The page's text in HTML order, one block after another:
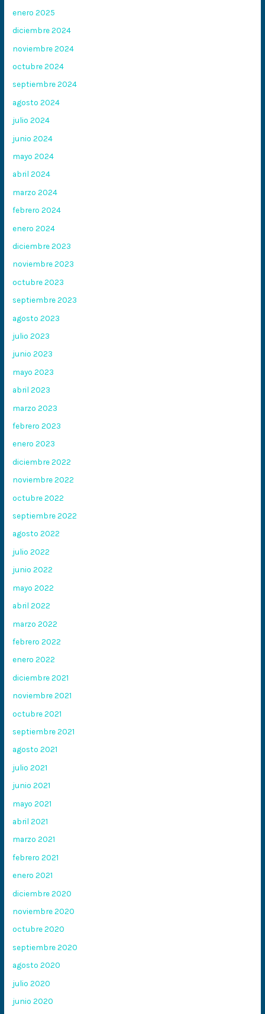
enero 2025
diciembre 2024
noviembre 2024
octubre 2024
septiembre 2024
agosto 2024
julio 2024
junio 2024
mayo 2024
abril 2024
marzo 2024
febrero 2024
enero 2024
diciembre 2023
noviembre 2023
octubre 2023
septiembre 2023
agosto 2023
julio 2023
junio 2023
mayo 2023
abril 2023
marzo 2023
febrero 2023
enero 2023
diciembre 2022
noviembre 2022
octubre 2022
septiembre 2022
agosto 2022
julio 2022
junio 2022
mayo 2022
abril 2022
marzo 2022
febrero 2022
enero 2022
diciembre 2021
noviembre 2021
octubre 2021
septiembre 2021
agosto 2021
julio 2021
junio 2021
mayo 2021
abril 2021
marzo 2021
febrero 2021
enero 2021
diciembre 2020
noviembre 2020
octubre 2020
septiembre 2020
agosto 2020
julio 2020
junio 2020